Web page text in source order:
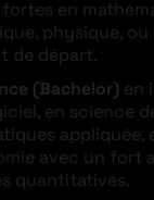
fortes en
physique, ou
de départ.
(Bachelor) en
en science
appliquée,
avec un fort
quantitatives.